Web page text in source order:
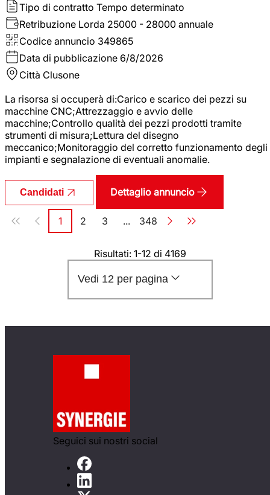
Tipo di contratto Tempo determinato
Retribuzione Lorda 25000 - 28000 annuale
Codice annuncio 349865
Data di pubblicazione 6/8/2026
Città Clusone
La risorsa si occuperà di:Carico e scarico dei pezzi su
macchine CNC;Attrezzaggio e avvio delle
macchine;Controllo qualità dei pezzi prodotti tramite
strumenti di misura;Lettura del disegno
meccanico;Monitoraggio del corretto funzionamento degli
impianti e segnalazione di eventuali anomalie.
Candidati Dettaglio annuncio
Paginazione
Pagina
1 Pagina
2 Pagina
3 ... Pagina
348
Risultati: 1-12 di 4169
Vedi 12 per pagina
Seguici sui nostri social